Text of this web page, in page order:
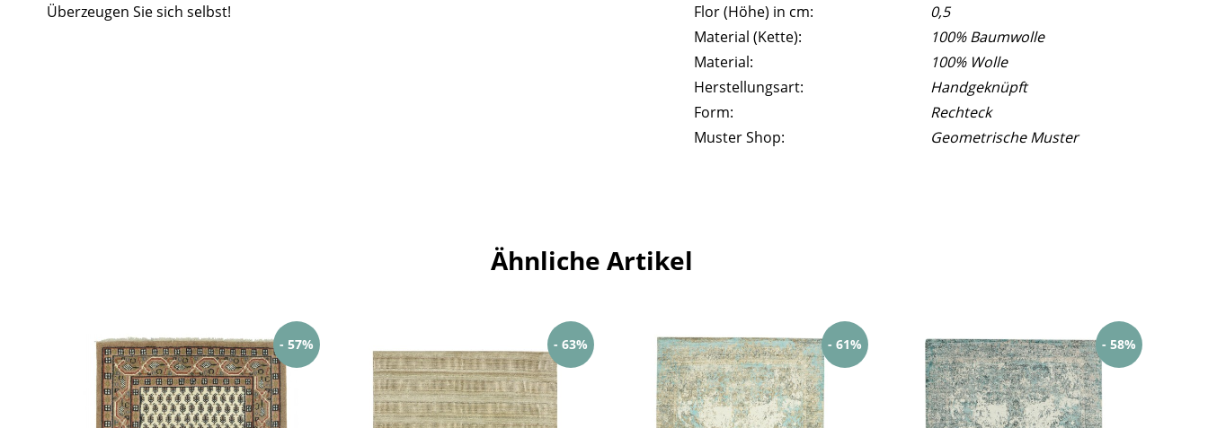
Überzeugen Sie sich selbst!
Flor (Höhe) in cm:
0,5
Material (Kette):
100% Baumwolle
Material:
100% Wolle
Herstellungsart:
Handgeknüpft
Form:
Rechteck
Muster Shop:
Geometrische Muster
Ähnliche Artikel
- 57% - 63% - 61% - 58%